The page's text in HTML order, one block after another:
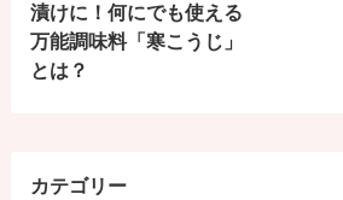
漬けに！何にでも使える
万能調味料「寒こうじ」
とは？
カテゴリー